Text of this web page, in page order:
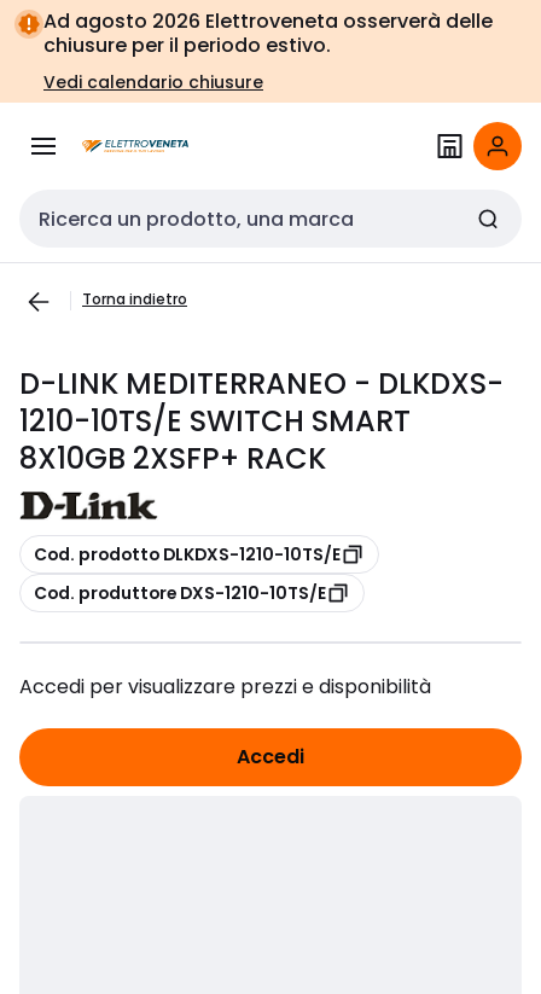
Vai alla
navigazione
Vai
alla
pagina
Ad agosto 2026 Elettroveneta osserverà delle
chiusure per il periodo estivo.
Vedi calendario chiusure
Cerca input
Torna indietro
D-LINK MEDITERRANEO - DLKDXS-
1210-10TS/E SWITCH SMART
8X10GB 2XSFP+ RACK
copia
Cod. prodotto DLKDXS-1210-10TS/E
copia
Cod. produttore DXS-1210-10TS/E
Accedi per visualizzare prezzi e disponibilità
Accedi